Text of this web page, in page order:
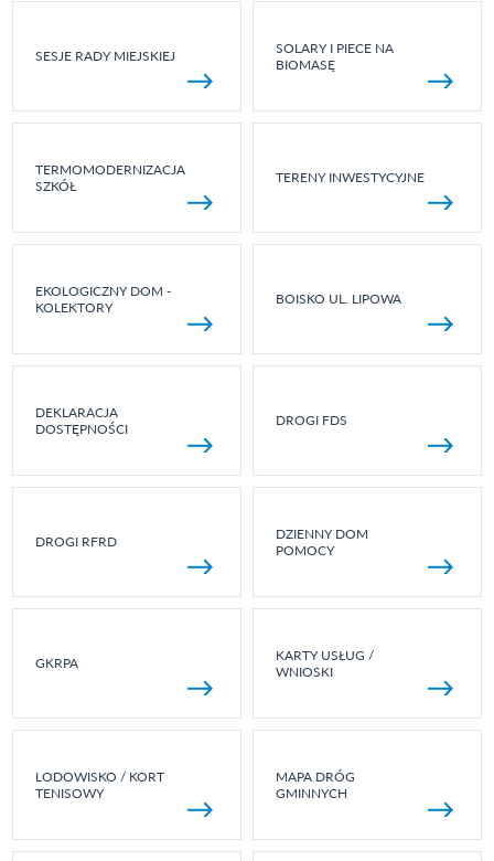
SESJE RADY MIEJSKIEJ
SOLARY I PIECE NA
BIOMASĘ
TERMOMODERNIZACJA
SZKÓŁ
TERENY INWESTYCYJNE
EKOLOGICZNY DOM -
KOLEKTORY
BOISKO UL. LIPOWA
DEKLARACJA
DOSTĘPNOŚCI
DROGI FDS
DROGI RFRD
DZIENNY DOM
POMOCY
GKRPA
KARTY USŁUG /
WNIOSKI
LODOWISKO / KORT
TENISOWY
MAPA DRÓG
GMINNYCH